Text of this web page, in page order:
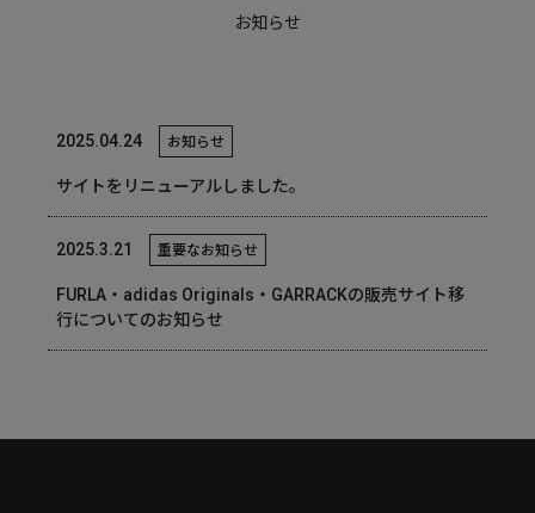
お知らせ
2025.04.24 お知らせ
サイトをリニューアルしました。
2025.3.21 重要なお知らせ
FURLA・adidas Originals・GARRACKの販売サイト移
行についてのお知らせ